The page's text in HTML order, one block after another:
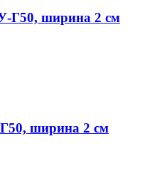
Г50, ширина 2 см
ширина 2 см